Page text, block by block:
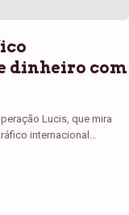
dinheiro com
Lucis, que mira
internacional…